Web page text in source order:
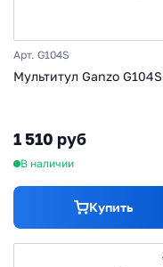
Арт. G104S
Мультитул Ganzo G104S
1 510 руб
В наличии
Купить